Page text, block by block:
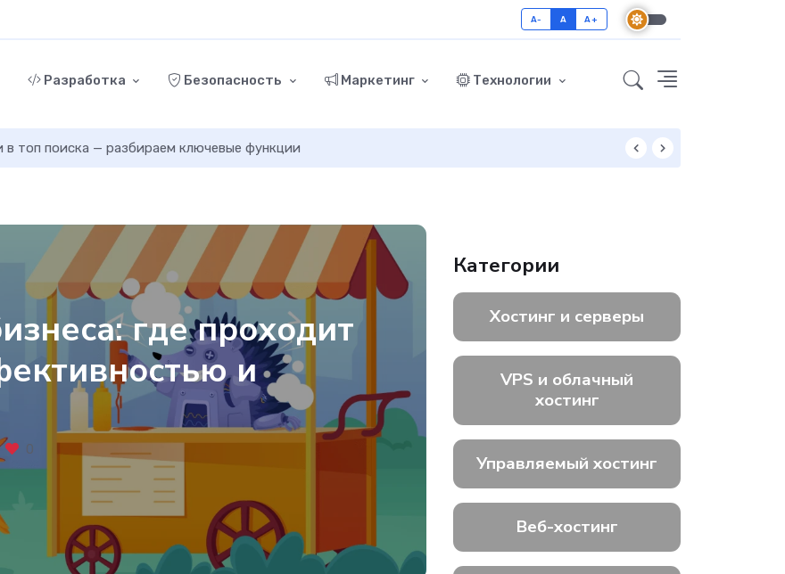
A- A A+
Разработка Безопасность Маркетинг Технологии
Как включить GZIP-сжатие в WordPress и ускорить загрузку сайта: пошаговая инструкция
где проходит
и
0
Категории
Хостинг и серверы
VPS и облачный
хостинг
Управляемый хостинг
Веб-хостинг